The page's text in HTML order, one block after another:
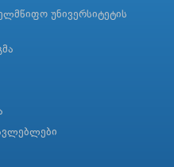
უნივერსიტეტის